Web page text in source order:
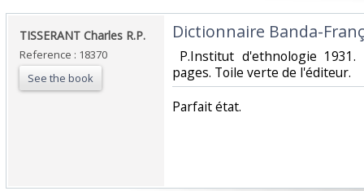
‎TISSERANT Charles R.P.‎
Reference : 18370
See the book
‎Dictionnaire Banda-
P.Institut d'ethnologie
pages. Toile verte de l'éditeur.‎
‎Parfait état.‎